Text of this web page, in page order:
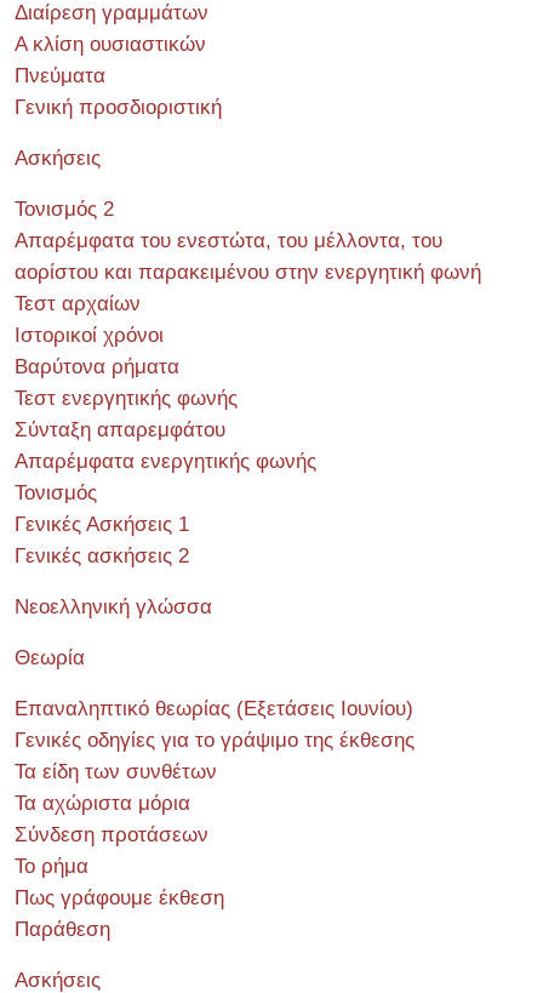
Διαίρεση γραμμάτων
Α κλίση ουσιαστικών
Πνεύματα
Γενική προσδιοριστική
Ασκήσεις
Τονισμός 2
Απαρέμφατα του ενεστώτα, του μέλλοντα, του
αορίστου και παρακειμένου στην ενεργητική φωνή
Τεστ αρχαίων
Ιστορικοί χρόνοι
Βαρύτονα ρήματα
Τεστ ενεργητικής φωνής
Σύνταξη απαρεμφάτου
Απαρέμφατα ενεργητικής φωνής
Τονισμός
Γενικές Ασκήσεις 1
Γενικές ασκήσεις 2
Νεοελληνική γλώσσα
Θεωρία
Επαναληπτικό θεωρίας (Εξετάσεις Ιουνίου)
Γενικές οδηγίες για το γράψιμο της έκθεσης
Τα είδη των συνθέτων
Τα αχώριστα μόρια
Σύνδεση προτάσεων
Το ρήμα
Πως γράφουμε έκθεση
Παράθεση
Ασκήσεις